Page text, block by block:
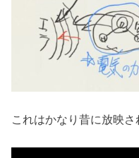
これはかなり昔に放映さ